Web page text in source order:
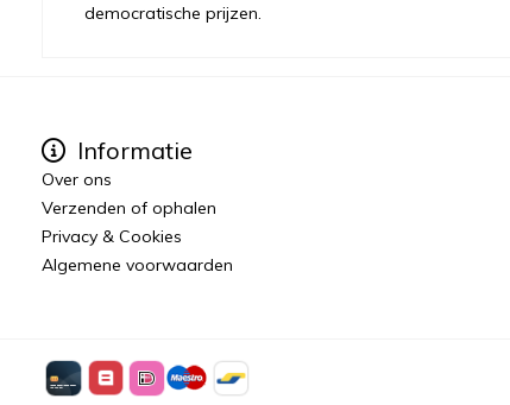
democratische prijzen.
Informatie
Over ons
Verzenden of ophalen
Privacy & Cookies
Algemene voorwaarden